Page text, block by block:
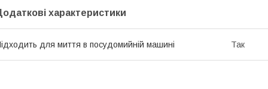
характеристики
для миття в посудомийній машині Так